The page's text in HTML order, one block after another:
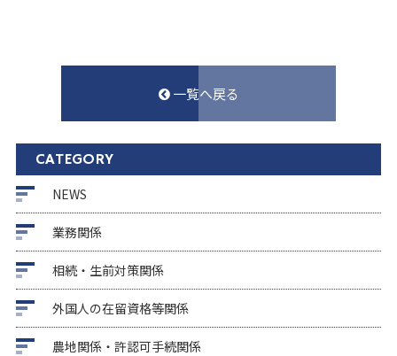
一覧へ戻る
CATEGORY
NEWS
業務関係
相続・生前対策関係
外国人の在留資格等関係
農地関係・許認可手続関係